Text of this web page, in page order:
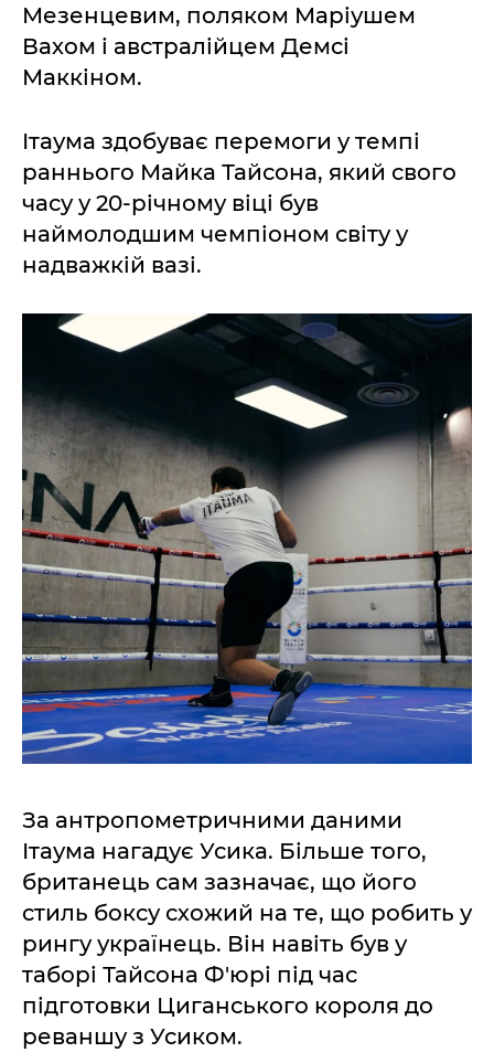
Мезенцевим, поляком Маріушем
Вахом і австралійцем Демсі
Маккіном.
Ітаума здобуває перемоги у темпі
раннього Майка Тайсона, який свого
часу у 20-річному віці був
наймолодшим чемпіоном світу у
надважкій вазі.
За антропометричними даними
Ітаума нагадує Усика. Більше того,
британець сам зазначає, що його
стиль боксу схожий на те, що робить у
рингу українець. Він навіть був у
таборі Тайсона Ф'юрі під час
підготовки Циганського короля до
реваншу з Усиком.